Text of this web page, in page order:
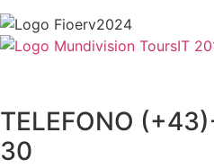
TELEFONO
30